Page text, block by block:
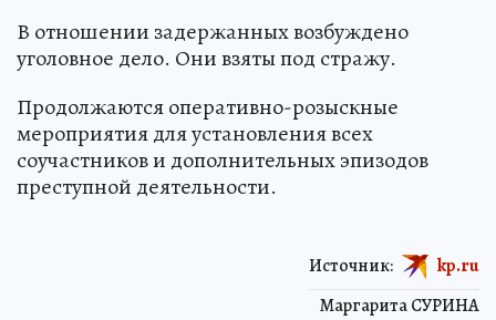
В отношении задержанных возбуждено
уголовное дело. Они взяты под стражу.
Продолжаются оперативно-розыскные
мероприятия для установления всех
соучастников и дополнительных эпизодов
преступной деятельности.
Маргарита СУРИНА
Источник: kp.ru